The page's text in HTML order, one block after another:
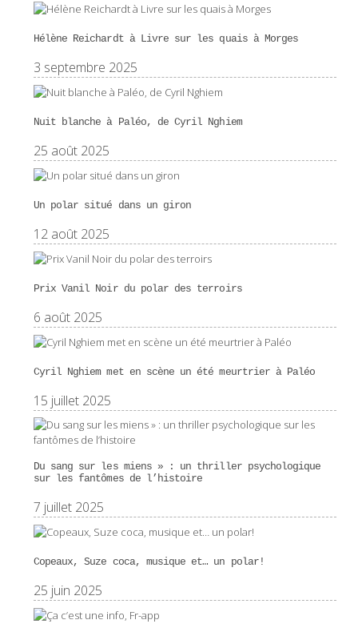
Hélène Reichardt à Livre sur les quais à Morges
3 septembre 2025
Nuit blanche à Paléo, de Cyril Nghiem
25 août 2025
Un polar situé dans un giron
12 août 2025
Prix Vanil Noir du polar des terroirs
6 août 2025
Cyril Nghiem met en scène un été meurtrier à Paléo
15 juillet 2025
Du sang sur les miens » : un thriller psychologique
sur les fantômes de l’histoire
7 juillet 2025
Copeaux, Suze coca, musique et… un polar!
25 juin 2025